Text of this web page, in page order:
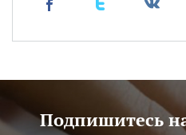
Подпишитесь